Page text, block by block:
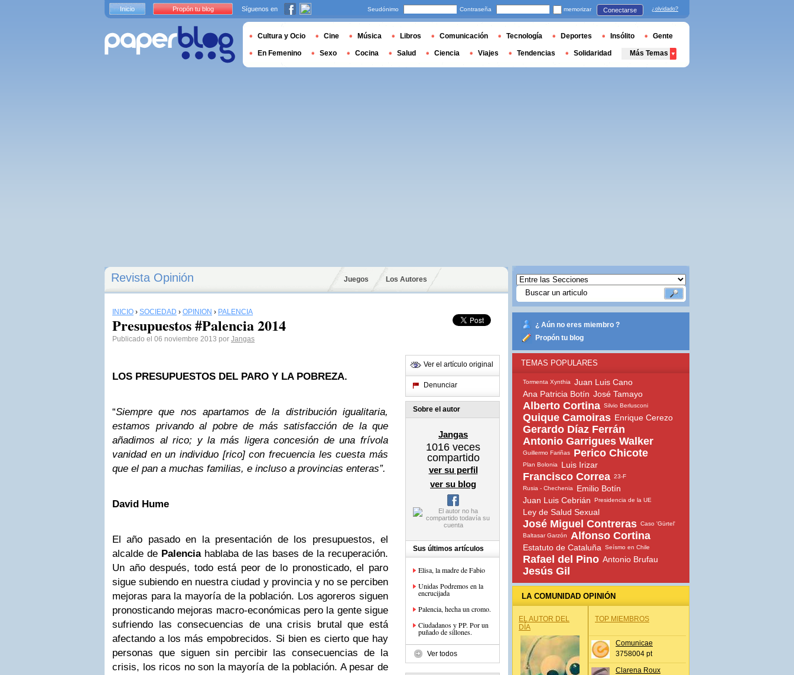
Revista Opinión Juegos Los Autores
INICIO › SOCIEDAD › OPINIÓN › PALENCIA
Presupuestos #Palencia 2014
Publicado el 06 noviembre 2013 por Jangas
LOS PRESUPUESTOS DEL PARO Y LA POBREZA.
“Siempre que nos apartamos de la distribución igualitaria,
estamos privando al pobre de más satisfacción de la que
añadimos al rico; y la más ligera concesión de una frívola
vanidad en un individuo [rico] con frecuencia les cuesta más
que el pan a muchas familias, e incluso a provincias enteras”.
David Hume
El año pasado en la presentación de los presupuestos, el
alcalde de Palenciahablaba de las bases de la recuperación.
Un año después, todo está peor de lo pronosticado, el paro
sigue subiendo en nuestra ciudad y provincia y no se perciben
mejoras para la mayoría de la población. Los agoreros siguen
pronosticando mejoras macro-económicas pero la gente sigue
sufriendo las consecuencias de una crisis brutal que está
afectando a los más empobrecidos. Si bien es cierto que hay
personas que siguen sin percibir las consecuencias de la
crisis, los ricos no son la mayoría de la población. A pesar de
Ver el artículo original
Denunciar
Sobre el autor
Jangas
1016 veces
compartido
ver su perfil
ver su blog
Sus últimos artículos
Elisa, la madre de Fabio
Unidas Podremos en la
encrucijada
Palencia, hecha un cromo.
Ciudadanos y PP. Por un
puñado de sillones.
Ver todos
¿ Aún no eres miembro ?
Propón tu blog
TEMAS POPULARES
Tormenta Xynthia
Juan Luis Cano
Ana Patricia Botín José Tamayo
Alberto Cortina Silvio Berlusconi
Quique Camoiras Enrique Cerezo
Gerardo Díaz Ferrán
Antonio Garrigues Walker
Guillermo Fariñas Perico Chicote
Plan Bolonia Luis Irizar
Francisco Correa 23-F
Rusia - Chechenia
Emilio Botín
Juan Luis Cebrián
Presidencia de la UE
Ley de Salud Sexual
José Miguel Contreras Caso 'Gürtel'
Baltasar Garzón
Alfonso Cortina
Estatuto de Cataluña Seísmo en Chile
Rafael del Pino Antonio Brufau
Jesús Gil
LA COMUNIDAD OPINIÓN
EL AUTOR DEL
DÍA
TOP MIEMBROS
Comunicae
3758004 pt
Clarena Roux
Inicio Propón tu blog Síguenos en Seudónimo Contraseña memorizar Conectarse ¿olvidado?
Cultura y Ocio Cine Música Libros Comunicación Tecnología Deportes Insólito Gente
En Femenino Sexo Cocina Salud Ciencia Viajes Tendencias Solidaridad Más Temas